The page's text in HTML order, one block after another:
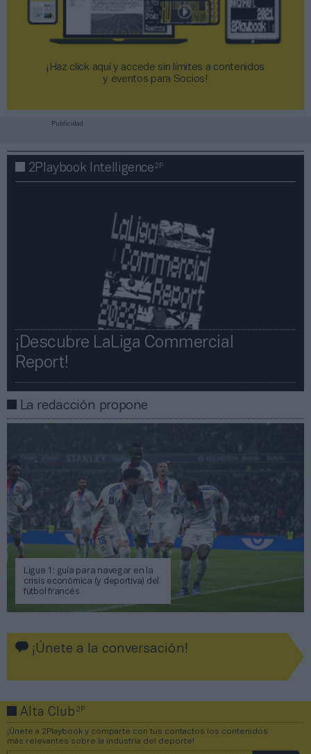
¡Haz click aquí y accede sin límites a contenidos
y eventos para Socios!​​​​​​​
Publicidad
2Playbook Intelligence2P
¡Descubre LaLiga Commercial
Report!​​
La redacción propone
Ligue 1: guía para navegar en la
crisis económica (y deportiva) del
fútbol francés
¡Únete a la conversación!
Alta Club2P
¡Únete a 2Playbook y comparte con tus contactos los contenidos
más relevantes sobre la industria del deporte!